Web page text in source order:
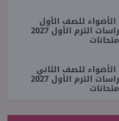
للصف الأول
الإعدادي دراسات الترم الأول 2027
للصف الثاني
الإعدادي دراسات الترم الأول 2027